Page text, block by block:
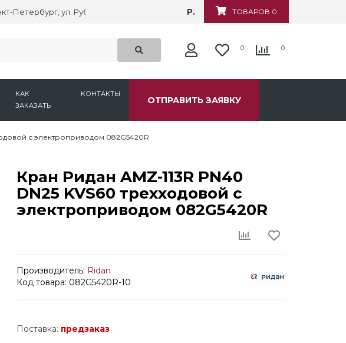
Петербург, ул. Рубежная, д.6 ТОВАРОВ 0
Р.
0 0
КАК
ЗАКАЗАТЬ
КОНТАКТЫ
ОТПРАВИТЬ ЗАЯВКУ
с электроприводом 082G5420R
Кран Ридан AMZ-113R PN40
DN25 KVS60 трехходовой с
электроприводом 082G5420R
Производитель: Ridan
Код товара: 082G5420R-10
Поставка: предзаказ